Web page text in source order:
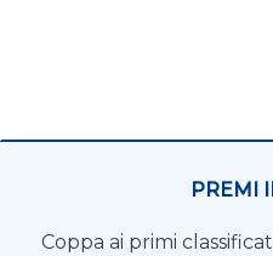
PREMI
Coppa ai primi